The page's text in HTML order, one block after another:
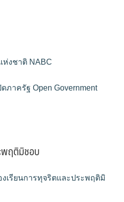
งชาติ NABC
ภาครัฐ Open Government
พฤติมิชอบ
งเรียนการทุจริตและประพฤติมิ